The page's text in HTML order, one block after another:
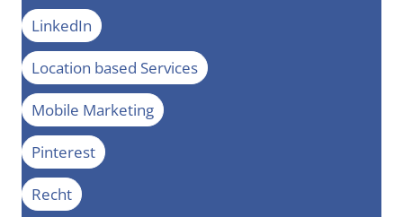
LinkedIn
Location based Services
Mobile Marketing
Pinterest
Recht